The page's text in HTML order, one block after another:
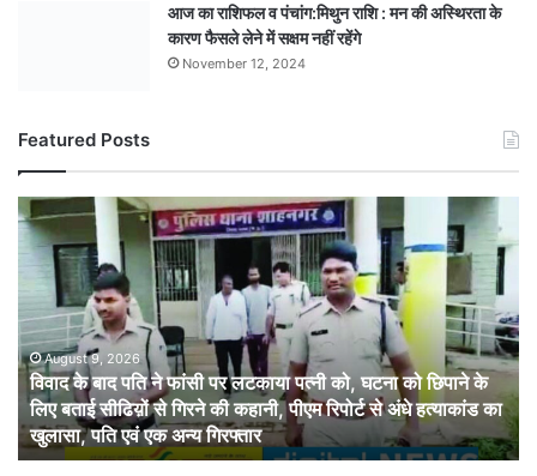
आज का राशिफल व पंचांग:मिथुन राशि : मन की अस्थिरता के
कारण फैसले लेने में सक्षम नहीं रहेंगे
November 12, 2024
Featured Posts
विवाद
के
बाद
ने
फांसी
पर
लटकाया
पत्नी
को,
घटना
August 9, 2026
विवाद के बाद पति ने फांसी पर लटकाया पत्नी को, घटना को छिपाने के
लिए बताई सीढिय़ों से गिरने की कहानी, पीएम रिपोर्ट से अंधे हत्याकांड का
खुलासा, पति एवं एक अन्य गिरफ्तार